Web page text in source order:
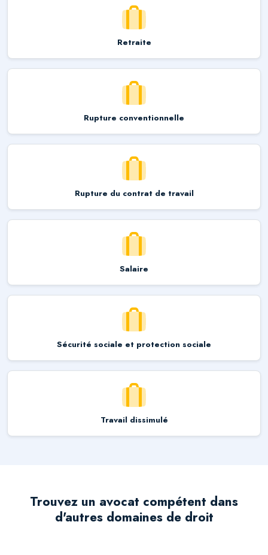
Retraite
Rupture conventionnelle
Rupture du contrat de travail
Salaire
Sécurité sociale et protection sociale
Travail dissimulé
Trouvez un avocat compétent dans
d'autres domaines de droit